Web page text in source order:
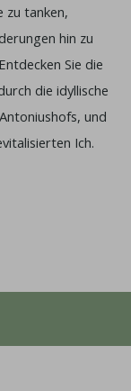
zu tanken,
hin zu
Sie die
die idyllische
und
Ich.